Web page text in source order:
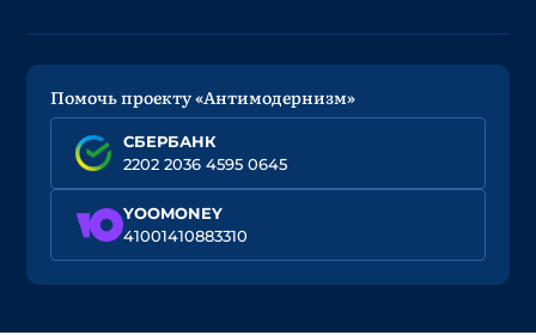
Помочь проекту «Антимодернизм»
СБЕРБАНК
2202 2036 4595 0645
YOOMONEY
41001410883310